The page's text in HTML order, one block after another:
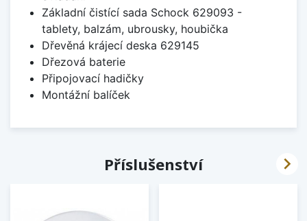
Základní čistící sada Schock 629093 -
tablety, balzám, ubrousky, houbička
Dřevěná krájecí deska 629145
Dřezová baterie
Připojovací hadičky
Montážní balíček
Příslušenství 